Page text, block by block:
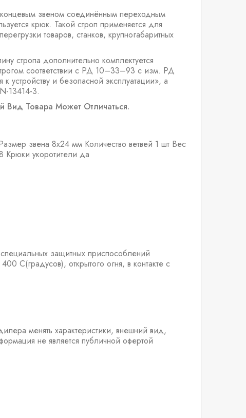
звеном соединённым переходным
крюк. Такой строп применяется для
товаров, станков, крупногабаритных
стропа дополнительно комплектуется
соответствии с РД 10–33–93 с изм. РД
устройству и безопасной эксплуатации», а
13414-3.
Вид Товара Может Отличаться.
звена 8х24 мм Количество ветвей 1 шт Вес
Крюки укоротители да
защитных приспособлений
С(градусов), открытого огня, в контакте с
менять характеристики, внешний вид,
не является публичной офертой